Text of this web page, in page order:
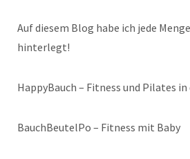
Auf diesem Blog habe ich jede
hinterlegt!
HappyBauch – Fitness und Pilates
BauchBeutelPo – Fitness mit Baby